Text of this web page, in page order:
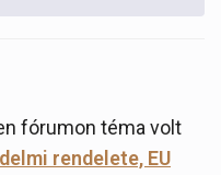
fórumon téma volt
rendelete, EU